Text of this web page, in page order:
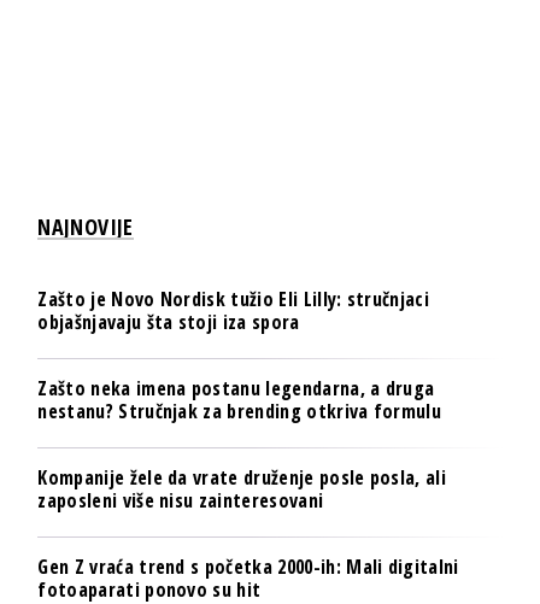
NAJNOVIJE
Zašto je Novo Nordisk tužio Eli Lilly: stručnjaci
objašnjavaju šta stoji iza spora
Zašto neka imena postanu legendarna, a druga
nestanu? Stručnjak za brending otkriva formulu
Kompanije žele da vrate druženje posle posla, ali
zaposleni više nisu zainteresovani
Gen Z vraća trend s početka 2000-ih: Mali digitalni
fotoaparati ponovo su hit